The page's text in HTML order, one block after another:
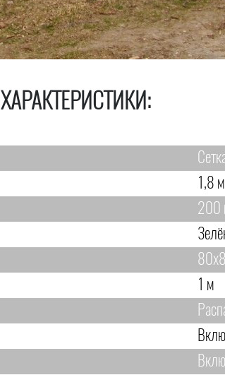
ХАРАКТЕРИСТИКИ:
1,8
200
1 м